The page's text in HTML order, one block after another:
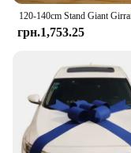
грн.1,753.25